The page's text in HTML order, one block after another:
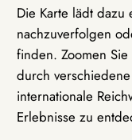
Die Karte lädt
nachzuverfolgen
finden. Zoomen
durch
internationale
Erlebnisse zu